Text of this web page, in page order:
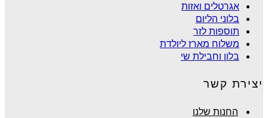
אגרטלים ואזות
בלוני הליום
תוספות לזר
משלוח מארז ליולדת
בלון וחבילת שי
יצירת קשר
החנות שלנו